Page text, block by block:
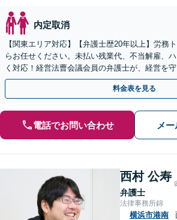
内定取消
【関東エリア対応】【弁護士歴20年以上】労務
らお任せください。未払い残業代、不当解雇、
く対応！経営法曹会議会員の弁護士が、経営を
提案します【夜間や休日相談も対応可能】
料金表を見る
電話でお問い合わせ メ
西村 公寿
弁護士
法律事務所錦
横浜市港南